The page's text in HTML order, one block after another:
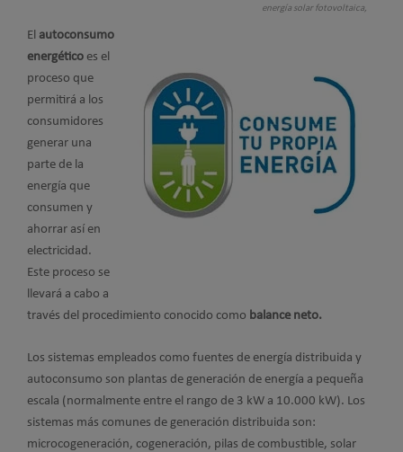
energía solar fotovoltaica,
El autoconsumo
energético es el
proceso que
permitirá a los
consumidores
generar una
parte de la
energía que
consumen y
ahorrar así en
electricidad.
Este proceso se
llevará a cabo a
través del procedimiento conocido como balance neto.
Los sistemas empleados como fuentes de energía distribuida y
autoconsumo son plantas de generación de energía a pequeña
escala (normalmente entre el rango de 3 kW a 10.000 kW). Los
sistemas más comunes de generación distribuida son:
microcogeneración, cogeneración, pilas de combustible, solar